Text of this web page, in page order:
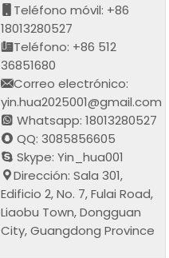
Teléfono móvil: +86
18013280527
Teléfono: +86 512
36851680
Correo electrónico:
yin.hua2025001@gmail.com
Whatsapp: 18013280527
QQ: 3085856605
Skype: Yin_hua001
Dirección: Sala 301,
Edificio 2, No. 7, Fulai Road,
Liaobu Town, Dongguan
City, Guangdong Province